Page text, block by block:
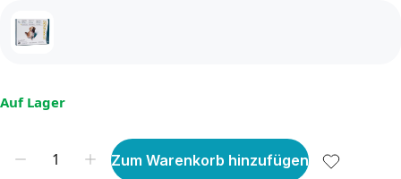
Auf Lager
Zum Warenkorb hinzufügen